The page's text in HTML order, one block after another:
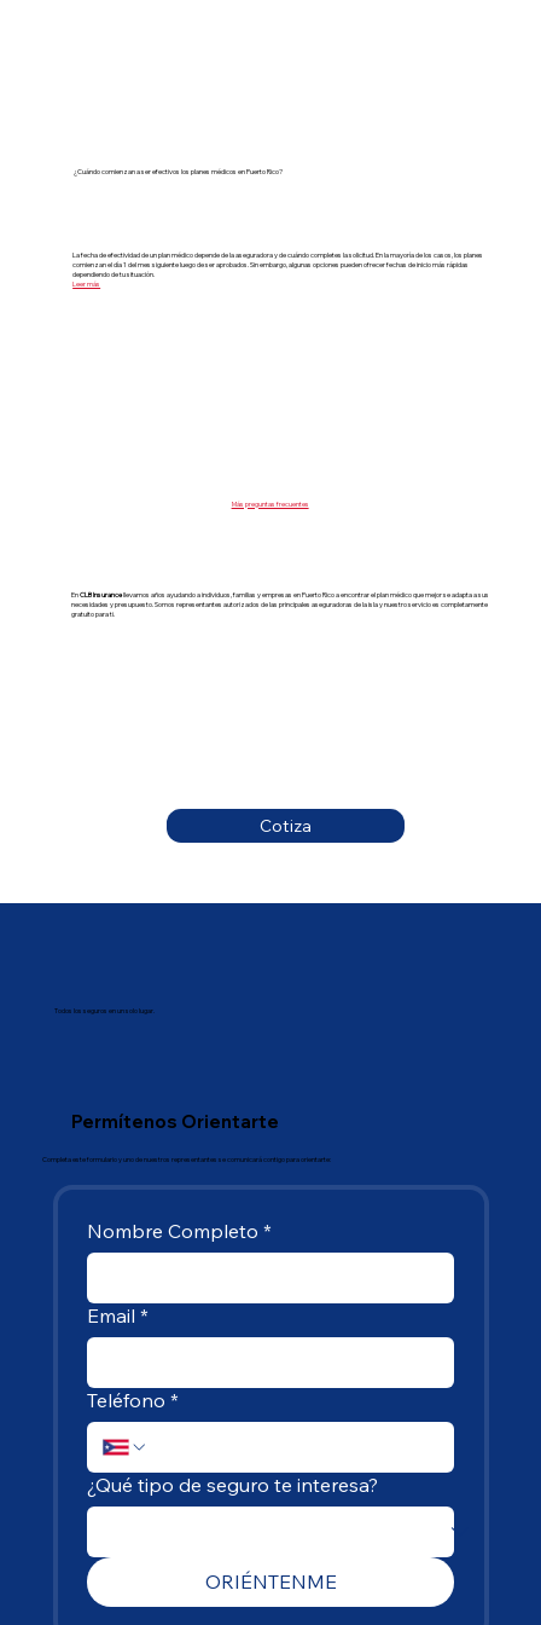
¿Cuándo comienzan a ser efectivos los planes médicos en Puerto Rico?
La fecha de efectividad de un plan médico depende de la aseguradora y de cuándo completes la solicitud. En la mayoría de los casos, los planes
comienzan el día 1 del mes siguiente luego de ser aprobados. Sin embargo, algunas opciones pueden ofrecer fechas de inicio más rápidas
dependiendo de tu situación.
Leer más
Más preguntas frecuentes
EnCLB Insurancellevamos años ayudando a individuos, familias y empresas en Puerto Rico a encontrar el plan médico que mejor se adapta a sus
necesidades y presupuesto. Somos representantes autorizados de las principales aseguradoras de la isla y nuestro servicio es completamente
gratuito para ti.
Cotiza
Todos los seguros en un solo lugar.
Permítenos Orientarte
Completa este formulario y uno de nuestros representantes se comunicará contigo para orientarte:
Nombre Completo *
Email *
Teléfono *
¿Qué tipo de seguro te interesa?
ORIÉNTENME